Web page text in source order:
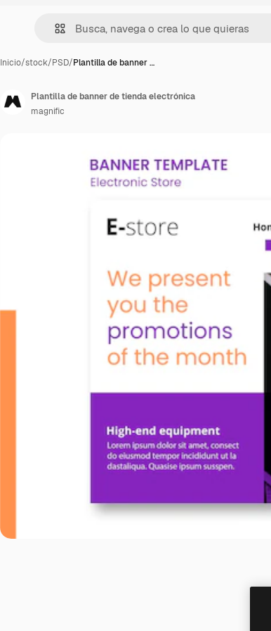
Inicio/stock/PSD/Plantilla de banner …
Plantilla de banner de tienda electrónica
magnific